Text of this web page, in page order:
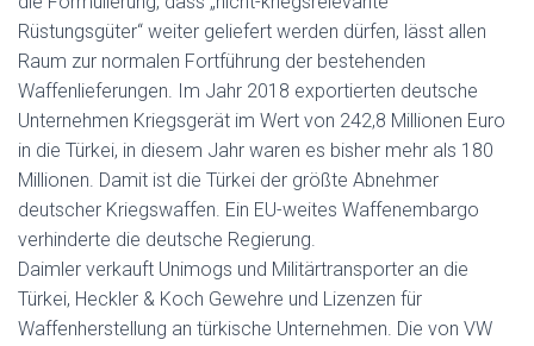
Rüstungsgüter“ weiter geliefert werden dürfen, lässt allen
Raum zur normalen Fortführung der bestehenden
Waffenlieferungen. Im Jahr 2018 exportierten deutsche
Unternehmen Kriegsgerät im Wert von 242,8 Millionen Euro
in die Türkei, in diesem Jahr waren es bisher mehr als 180
Millionen. Damit ist die Türkei der größte Abnehmer
deutscher Kriegswaffen. Ein EU-weites Waffenembargo
verhinderte die deutsche Regierung.
Daimler verkauft Unimogs und Militärtransporter an die
Türkei, Heckler & Koch Gewehre und Lizenzen für
Waffenherstellung an türkische Unternehmen. Die von VW